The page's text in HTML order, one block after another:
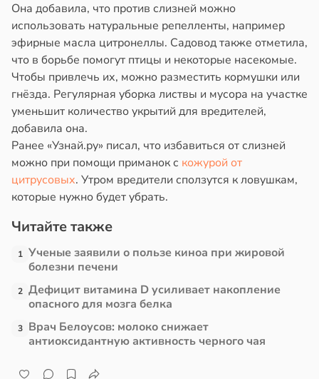
Она добавила, что против слизней можно
использовать натуральные репелленты, например
эфирные масла цитронеллы. Садовод также отметила,
что в борьбе помогут птицы и некоторые насекомые.
Чтобы привлечь их, можно разместить кормушки или
гнёзда. Регулярная уборка листвы и мусора на участке
уменьшит количество укрытий для вредителей,
добавила она.
Ранее «Узнай.ру» писал, что избавиться от слизней
можно при помощи приманок с кожурой от
цитрусовых. Утром вредители сползутся к ловушкам,
которые нужно будет убрать.
Читайте также
1 Ученые заявили о пользе киноа при жировой
болезни печени
2 Дефицит витамина D усиливает накопление
опасного для мозга белка
3 Врач Белоусов: молоко снижает
антиоксидантную активность черного чая